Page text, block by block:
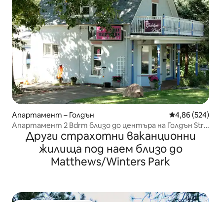
Апартамент – Голдън Средна
4,86 (524)
Апартамент 2 Bdrm близо до центъра на Голдън Str
-23 -0024
Други страхотни ваканционни
жилища под наем близо до
Matthews/Winters Park